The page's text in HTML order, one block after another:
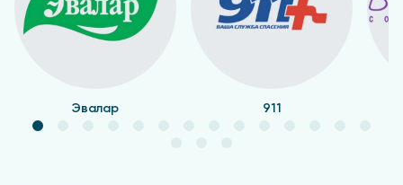
Эвалар 911